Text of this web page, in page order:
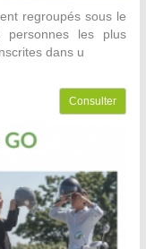
regroupés sous le
personnes les plus
dans u
Consulter